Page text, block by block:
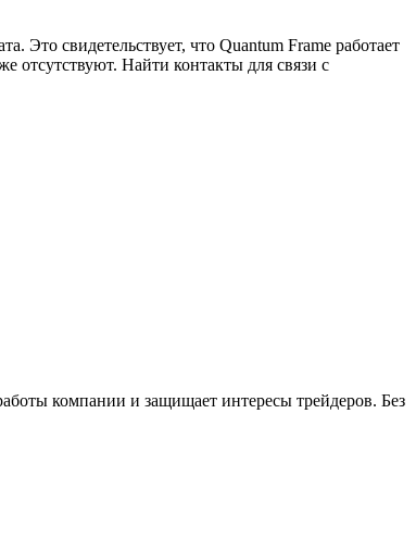
свидетельствует, что Quantum Frame работает
отсутствуют. Найти контакты для связи с
компании и защищает интересы трейдеров. Без